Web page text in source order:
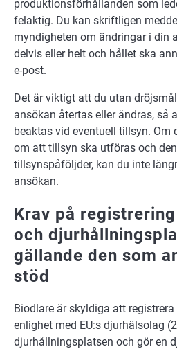
produktionsförhållanden som
felaktig. Du kan skriftligen
myndigheten om ändringar i din
delvis eller helt och hållet ska
e-post.
Det är viktigt att du utan
ansökan återtas eller ändras, så
beaktas vid eventuell tillsyn. Om
om att tillsyn ska utföras och
tillsynspåföljder, kan du inte
ansökan.
Krav på
och
gällande den som
stöd
Biodlare är skyldiga att
enlighet med EU:s djurhälsolag
djurhållningsplatsen och gör en